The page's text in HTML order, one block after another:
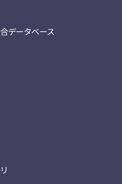
データベース